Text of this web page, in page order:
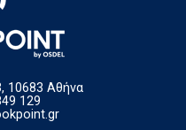
10683 Αθήνα
129